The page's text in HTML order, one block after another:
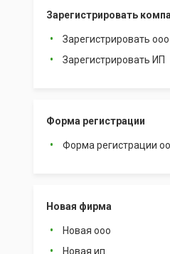
Зарегистрировать
Зарегистрировать ооо
Зарегистрировать ИП
Форма регистрации
Форма регистрации
Новая фирма
Новая ооо
Новая ип